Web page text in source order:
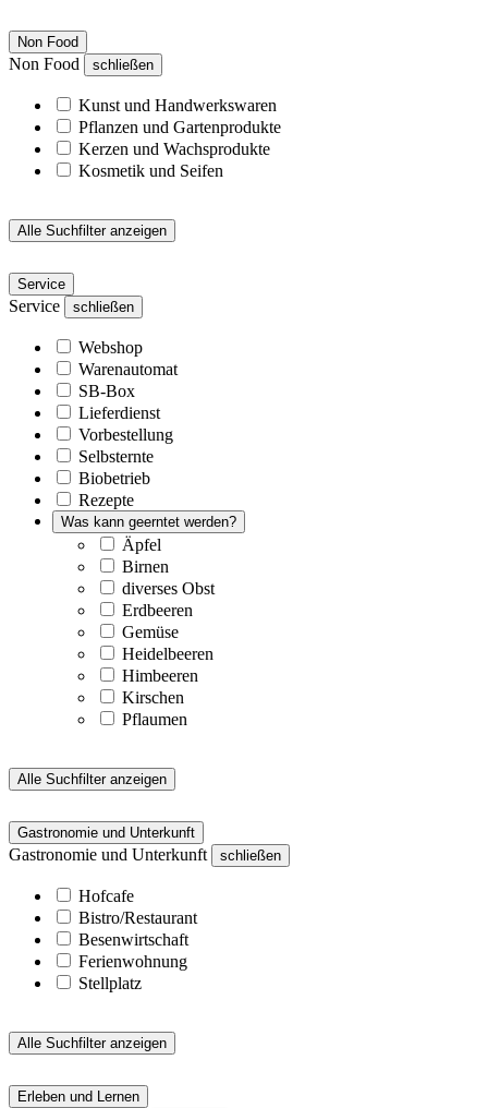
Non Food
Non Food schließen
Kunst und Handwerkswaren
Pflanzen und Gartenprodukte
Kerzen und Wachsprodukte
Kosmetik und Seifen
Alle Suchfilter anzeigen
Service
Service schließen
Webshop
Warenautomat
SB-Box
Lieferdienst
Vorbestellung
Selbsternte
Biobetrieb
Rezepte
Was kann geerntet werden?
Äpfel
Birnen
diverses Obst
Erdbeeren
Gemüse
Heidelbeeren
Himbeeren
Kirschen
Pflaumen
Alle Suchfilter anzeigen
Gastronomie und Unterkunft
Gastronomie und Unterkunft schließen
Hofcafe
Bistro/Restaurant
Besenwirtschaft
Ferienwohnung
Stellplatz
Alle Suchfilter anzeigen
Erleben und Lernen